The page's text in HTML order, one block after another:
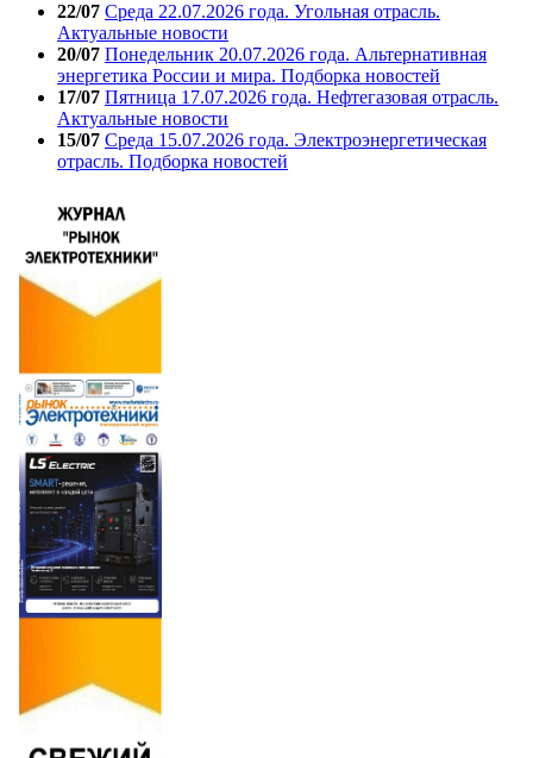
22/07 Среда 22.07.2026 года. Угольная отрасль.
Актуальные новости
20/07 Понедельник 20.07.2026 года. Альтернативная
энергетика России и мира. Подборка новостей
17/07 Пятница 17.07.2026 года. Нефтегазовая отрасль.
Актуальные новости
15/07 Среда 15.07.2026 года. Электроэнергетическая
отрасль. Подборка новостей